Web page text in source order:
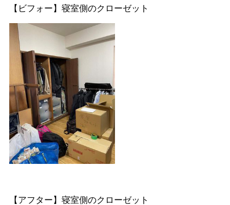
【ビフォー】寝室側のクローゼット
【アフター】寝室側のクローゼット